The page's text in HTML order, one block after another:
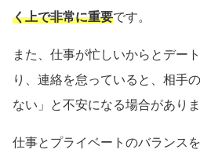
く上で非常に重要です。
また、仕事が忙しいからとデー
り、連絡を怠っていると、相手
ない」と不安になる場合がありま
仕事とプライベートのバランスを